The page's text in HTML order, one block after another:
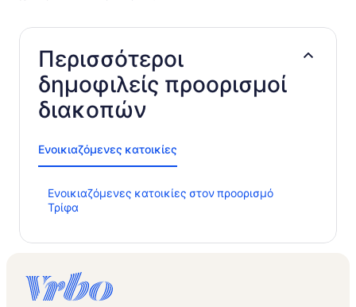
Περισσότεροι
δημοφιλείς προορισμοί
διακοπών
Ενοικιαζόμενες κατοικίες
Ενοικιαζόμενες κατοικίες στον προορισμό
Τρίφα
Σ
τ
ρ
Σ